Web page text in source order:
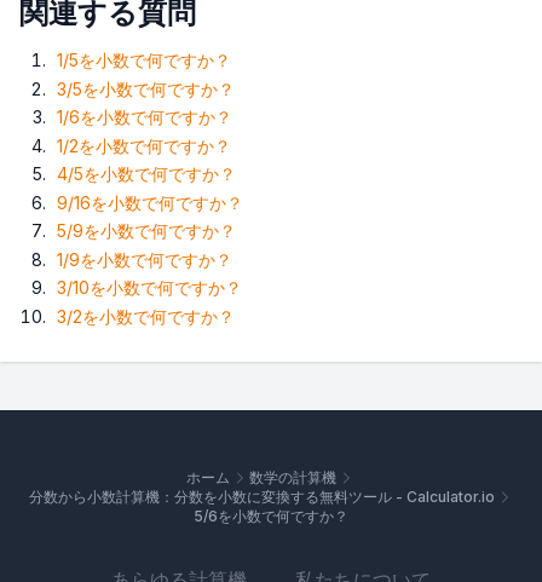
関連する質問
1/5を小数で何ですか？
3/5を小数で何ですか？
1/6を小数で何ですか？
1/2を小数で何ですか？
4/5を小数で何ですか？
9/16を小数で何ですか？
5/9を小数で何ですか？
1/9を小数で何ですか？
3/10を小数で何ですか？
3/2を小数で何ですか？
ホーム
数学の計算機
分数から小数計算機：分数を小数に変換する無料ツール - Calculator.io
5/6を小数で何ですか？